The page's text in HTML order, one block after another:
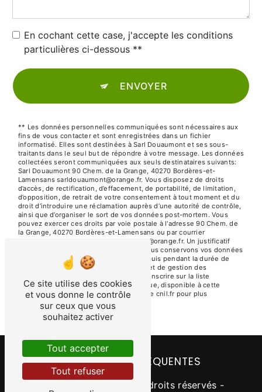
En cochant cette case, j'accepte les conditions
particulières ci-dessous **
ENVOYER
** Les données personnelles communiquées sont nécessaires aux
fins de vous contacter et sont enregistrées dans un fichier
informatisé. Elles sont destinées à Sarl Douaumont et ses sous-
traitants dans le seul but de répondre à votre message. Les données
collectées seront communiquées aux seuls destinataires suivants:
Sarl Douaumont 90 Chem. de la Grange, 40270 Bordères-et-
Lamensans sarldouaumont@orange.fr. Vous disposez de droits
d’accès, de rectification, d’effacement, de portabilité, de limitation,
d’opposition, de retrait de votre consentement à tout moment et du
droit d’introduire une réclamation auprès d’une autorité de contrôle,
ainsi que d’organiser le sort de vos données post-mortem. Vous
pouvez exercer ces droits par voie postale à l'adresse 90 Chem. de
la Grange, 40270 Bordères-et-Lamensans ou par courrier
électronique à l'adresse sarldouaumont@orange.fr. Un justificatif
d'identité pourra vous être demandé. Nous conservons vos données
pendant la période de prise de contact puis pendant la durée de
prescription légale aux fins probatoires et de gestion des
contentieux. Vous avez le droit de vous inscrire sur la liste
d'opposition au démarchage téléphonique, disponible à cette
adresse: Bloctel.gouv.fr . Consultez le site cnil.fr pour plus
d’informations sur vos droits.
RECHERCHES FRÉQUENTES
- 2026 - Tous droits réservés -
Ce site utilise des cookies
et vous donne le contrôle
sur ceux que vous
souhaitez activer
Tout accepter
Tout refuser